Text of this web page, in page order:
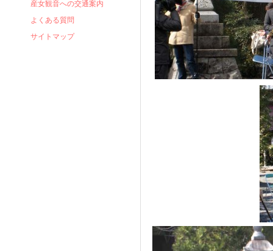
産女観音への交通案内
よくある質問
サイトマップ